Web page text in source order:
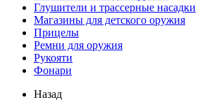
Глушители и трассерные насадки
Магазины для детского оружия
Прицелы
Ремни для оружия
Рукояти
Фонари
Назад